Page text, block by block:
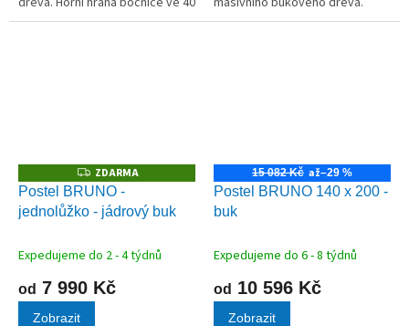
cm.
Horní hrana bočnice ve 40 cm.
Z
D
A
R
ZDARMA
Postel BRUNO -
jednolůžko - jádrový buk
Expedujeme do 2 - 4 týdnů
od 7 990 Kč
Zobrazit
15 082 Kč až–29 %
Postel BRUNO 140 x 200 -
buk
Expedujeme do 6 - 8 týdnů
od 10 596 Kč
Zobrazit